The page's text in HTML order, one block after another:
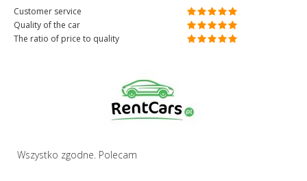
Customer service
Quality of the car
The ratio of price to quality
Wszystko zgodne. Polecam